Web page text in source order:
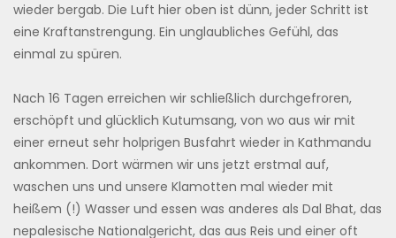
wieder bergab. Die Luft hier oben ist dünn, jeder Schritt ist
eine Kraftanstrengung. Ein unglaubliches Gefühl, das
einmal zu spüren.
Nach 16 Tagen erreichen wir schließlich durchgefroren,
erschöpft und glücklich Kutumsang, von wo aus wir mit
einer erneut sehr holprigen Busfahrt wieder in Kathmandu
ankommen. Dort wärmen wir uns jetzt erstmal auf,
waschen uns und unsere Klamotten mal wieder mit
heißem (!) Wasser und essen was anderes als Dal Bhat, das
nepalesische Nationalgericht, das aus Reis und einer oft